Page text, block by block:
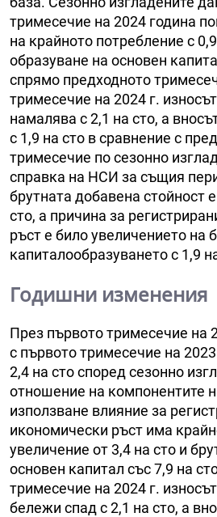
тримесечие на 2024 година
на крайното потребление с
образуване на основен
спрямо предходното
тримесечие на 2024 г.
намалява с 2,1 на сто, а
с 1,9 на сто в сравнение с
тримесечие по сезонно
справка на НСИ за същия
брутната добавена стойност
сто, а причина за
ръст е било увеличението на
капиталообразуването с 1,9
Годишни изменения
През първото тримесечие на
с първото тримесечие на
2,4 на сто според сезонно
отношение на компонентите
използване влияние за
икономически ръст има
увеличение от 3,4 на сто и
основен капитал със 7,9 на
тримесечие на 2024 г.
бележи спад с 2,1 на сто, а